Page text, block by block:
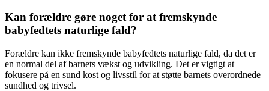
Kan forældre gøre noget for at fremskynde
babyfedtets naturlige fald?
Forældre kan ikke fremskynde babyfedtets naturlige fald, da det er
en normal del af barnets vækst og udvikling. Det er vigtigt at
fokusere på en sund kost og livsstil for at støtte barnets overordnede
sundhed og trivsel.